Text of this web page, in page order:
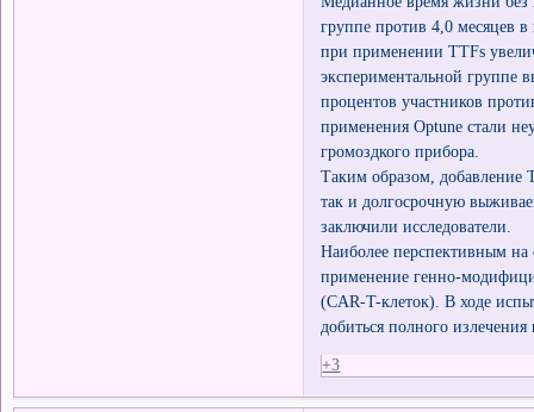
группе против 4,0 месяцев
при применении TTFs
экспериментальной группе
процентов участников
применения Optune стали
громоздкого прибора.
Таким образом, добавление
так и долгосрочную
заключили исследователи.
Наиболее перспективным на
применение генно-
(CAR-T-клеток). В ходе
добиться полного
+3